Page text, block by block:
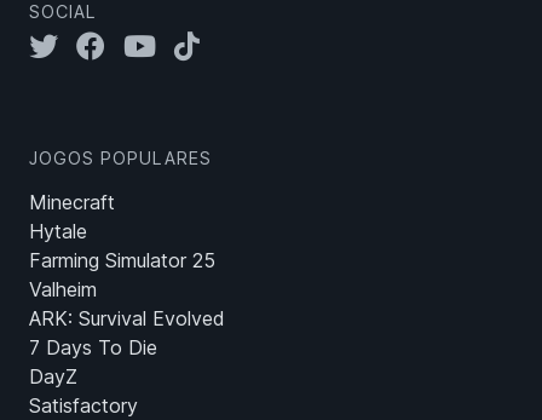
SOCIAL
JOGOS POPULARES
Minecraft
Hytale
Farming Simulator 25
Valheim
ARK: Survival Evolved
7 Days To Die
DayZ
Satisfactory